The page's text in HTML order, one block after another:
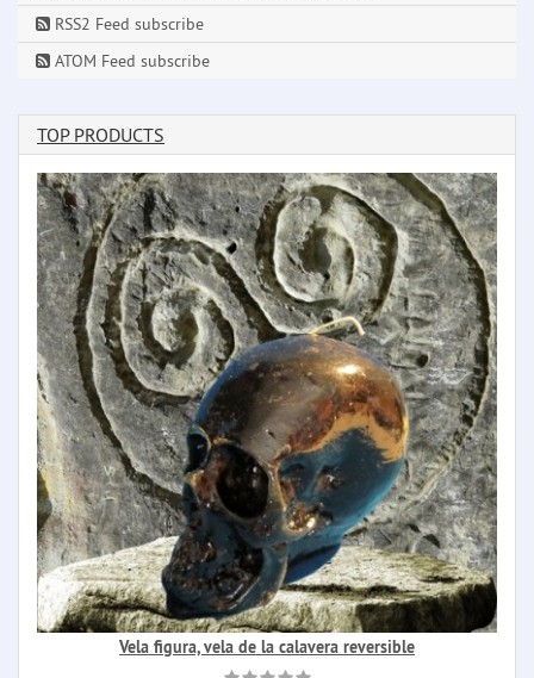
RSS2 Feed subscribe
ATOM Feed subscribe
TOP PRODUCTS
Vela figura, vela de la calavera reversible